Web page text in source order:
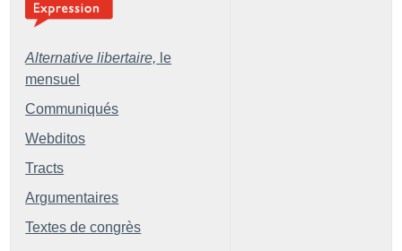
Alternative libertaire, le
mensuel
Communiqués
Webditos
Tracts
Argumentaires
Textes de congrès